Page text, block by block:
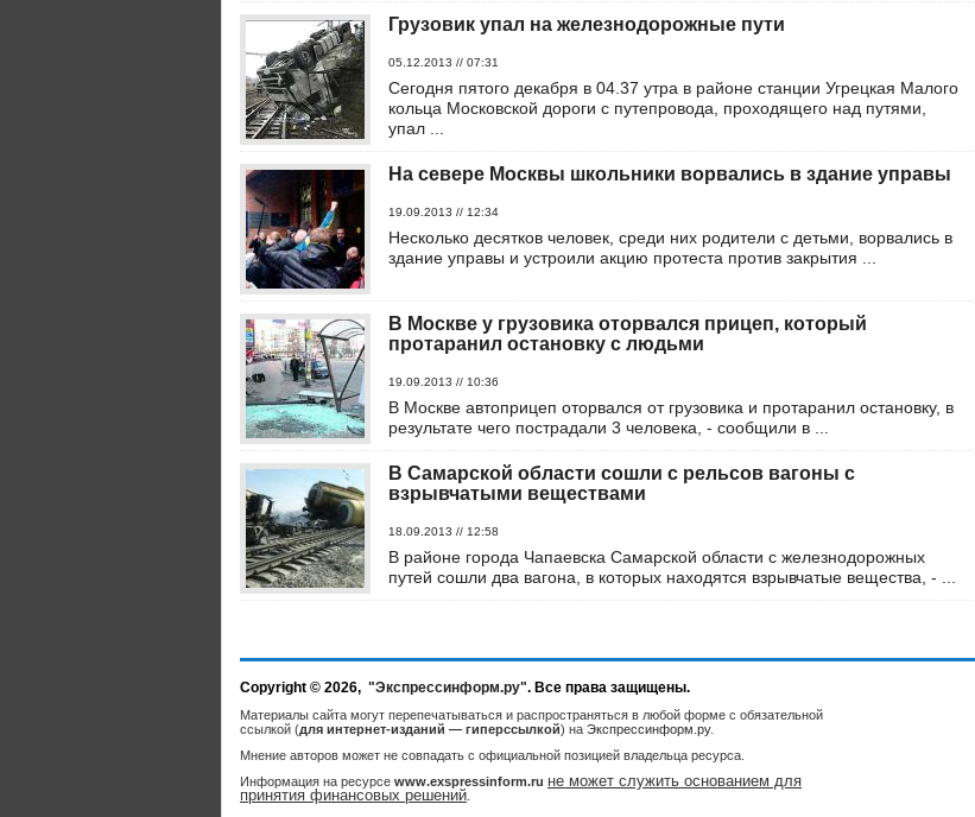
Грузовик упал на железнодорожные пути
05.12.2013 // 07:31
Сегодня пятого декабря в 04.37 утра в районе станции Угрецкая Малого
кольца Московской дороги с путепровода, проходящего над путями,
упал ...
На севере Москвы школьники ворвались в здание управы
19.09.2013 // 12:34
Несколько десятков человек, среди них родители с детьми, ворвались в
здание управы и устроили акцию протеста против закрытия ...
В Москве у грузовика оторвался прицеп, который
протаранил остановку с людьми
19.09.2013 // 10:36
В Москве автоприцеп оторвался от грузовика и протаранил остановку, в
результате чего пострадали 3 человека, - сообщили в ...
В Самарской области сошли с рельсов вагоны с
взрывчатыми веществами
18.09.2013 // 12:58
В районе города Чапаевска Самарской области с железнодорожных
путей сошли два вагона, в которых находятся взрывчатые вещества, - ...
Copyright © 2026, "Экспрессинформ.ру". Все права защищены.
Материалы сайта могут перепечатываться и распространяться в любой форме с обязательной
ссылкой (для интернет-изданий — гиперссылкой) на Экспрессинформ.ру.
Мнение авторов может не совпадать с официальной позицией владельца ресурса.
Информация на ресурсе www.exspressinform.ru не может служить основанием для
принятия финансовых решений